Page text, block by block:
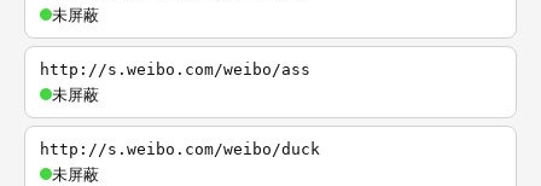
未屏蔽
http://s.weibo.com/weibo/ass
未屏蔽
http://s.weibo.com/weibo/duck
未屏蔽